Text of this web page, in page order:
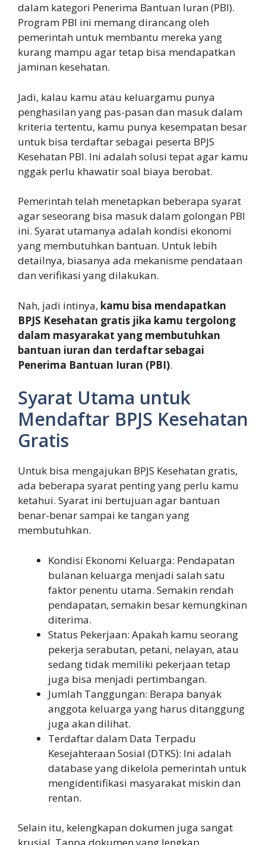
dalam kategori Penerima Bantuan Iuran (PBI).
Program PBI ini memang dirancang oleh
pemerintah untuk membantu mereka yang
kurang mampu agar tetap bisa mendapatkan
jaminan kesehatan.
Jadi, kalau kamu atau keluargamu punya
penghasilan yang pas-pasan dan masuk dalam
kriteria tertentu, kamu punya kesempatan besar
untuk bisa terdaftar sebagai peserta BPJS
Kesehatan PBI. Ini adalah solusi tepat agar kamu
nggak perlu khawatir soal biaya berobat.
Pemerintah telah menetapkan beberapa syarat
agar seseorang bisa masuk dalam golongan PBI
ini. Syarat utamanya adalah kondisi ekonomi
yang membutuhkan bantuan. Untuk lebih
detailnya, biasanya ada mekanisme pendataan
dan verifikasi yang dilakukan.
Nah, jadi intinya, kamu bisa mendapatkan
BPJS Kesehatan gratis jika kamu tergolong
dalam masyarakat yang membutuhkan
bantuan iuran dan terdaftar sebagai
Penerima Bantuan Iuran (PBI).
Syarat Utama untuk
Mendaftar BPJS Kesehatan
Gratis
Untuk bisa mengajukan BPJS Kesehatan gratis,
ada beberapa syarat penting yang perlu kamu
ketahui. Syarat ini bertujuan agar bantuan
benar-benar sampai ke tangan yang
membutuhkan.
Kondisi Ekonomi Keluarga: Pendapatan
bulanan keluarga menjadi salah satu
faktor penentu utama. Semakin rendah
pendapatan, semakin besar kemungkinan
diterima.
Status Pekerjaan: Apakah kamu seorang
pekerja serabutan, petani, nelayan, atau
sedang tidak memiliki pekerjaan tetap
juga bisa menjadi pertimbangan.
Jumlah Tanggungan: Berapa banyak
anggota keluarga yang harus ditanggung
juga akan dilihat.
Terdaftar dalam Data Terpadu
Kesejahteraan Sosial (DTKS): Ini adalah
database yang dikelola pemerintah untuk
mengidentifikasi masyarakat miskin dan
rentan.
Selain itu, kelengkapan dokumen juga sangat